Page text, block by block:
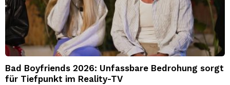
Bad Boyfriends 2026: Unfassbare Bedrohung sorgt
für Tiefpunkt im Reality-TV